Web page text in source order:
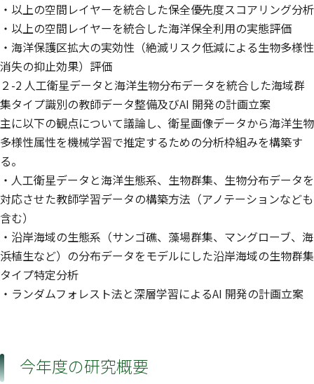
・以上の空間レイヤーを統合した保全優先度スコアリング分析
・以上の空間レイヤーを統合した海洋保全利用の実態評価
・海洋保護区拡大の実効性（絶滅リスク低減による生物多様性
消失の抑止効果）評価
２-2 人工衛星データと海洋生物分布データを統合した海域群
集タイプ識別の教師データ整備及びAI 開発の計画立案
主に以下の観点について議論し、衛星画像データから海洋生物
多様性属性を機械学習で推定するための分析枠組みを構築す
る。
・人工衛星データと海洋生態系、生物群集、生物分布データを
対応させた教師学習データの構築方法（アノテーションなども
含む）
・沿岸海域の生態系（サンゴ礁、藻場群集、マングローブ、海
浜植生など）の分布データをモデルにした沿岸海域の生物群集
タイプ特定分析
・ランダムフォレスト法と深層学習によるAI 開発の計画立案
今年度の研究概要